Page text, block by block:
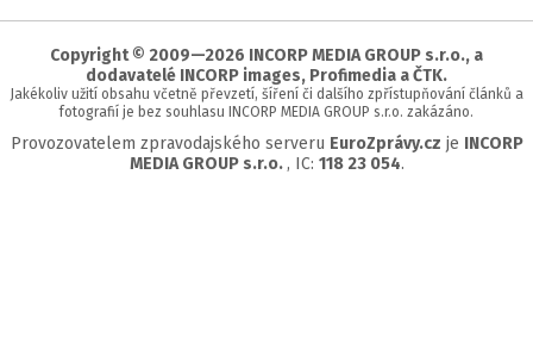
stránky
Copyright © 2009—2026 INCORP MEDIA GROUP s.r.o., a
dodavatelé INCORP images, Profimedia a ČTK.
Jakékoliv užití obsahu včetně převzetí, šíření či dalšího zpřístupňování článků a
fotografií je bez souhlasu INCORP MEDIA GROUP s.r.o. zakázáno.
Provozovatelem zpravodajského serveru EuroZprávy.cz je INCORP
MEDIA GROUP s.r.o. , IC: 118 23 054.